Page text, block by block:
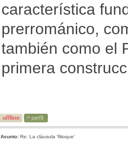
característica
prerrománico,
también como el
primera
Asunto: Re: La cláusula 'filioque'